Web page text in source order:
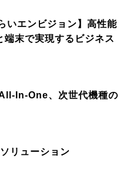
いエンビジョン】高性能
端末で実現するビジネス
In-One、次世代機種の
リューション